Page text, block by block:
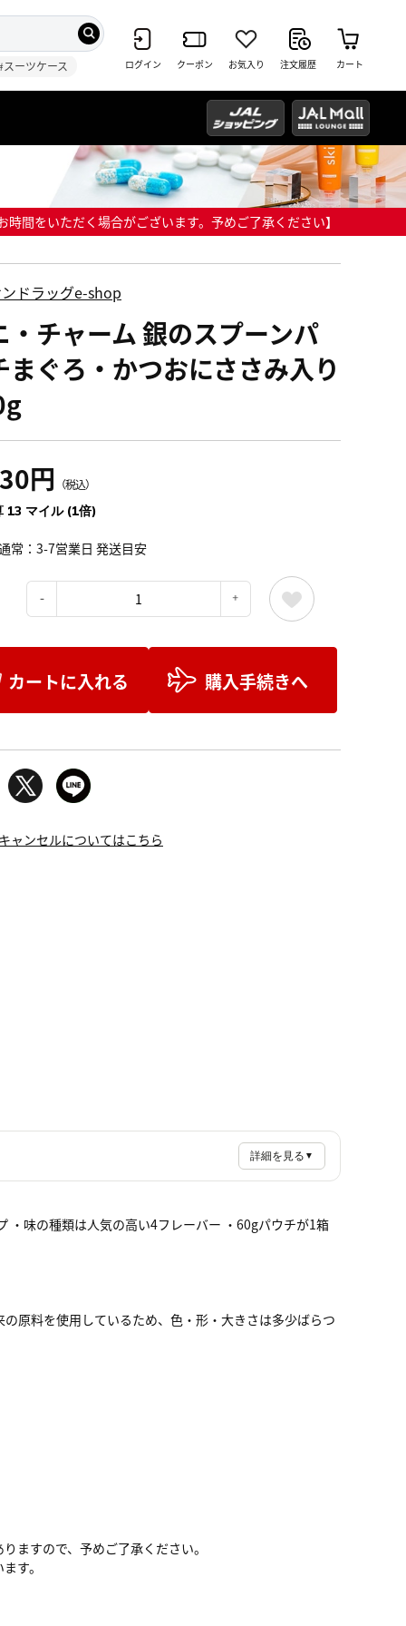
スーツケース ログイン クーポン お気入り 注文履歴 カート
間をいただく場合がございます。予めご了承ください】
ドラッグe-shop
・チャーム 銀のスプーンパ
まぐろ・かつおにささみ入り
円 （税込）
13 マイル (1倍)
常：3-7営業日 発送目安
カートに入れる 購入手続きへ
ャンセルについてはこちら
詳細を見る ▼
・味の種類は人気の高い4フレーバー ・60gパウチが1箱
原料を使用しているため、色・形・大きさは多少ばらつ
ますので、予めご了承ください。
す。